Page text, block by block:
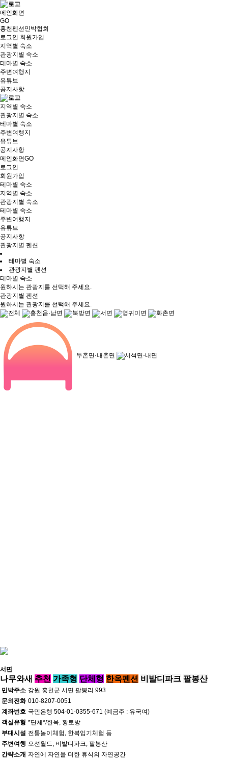
메인화면
GO
홍천펜션민박협회
로그인 회원가입
지역별 숙소
관광지별 숙소
테마별 숙소
주변여행지
유튜브
공지사항
지역별 숙소
관광지별 숙소
테마별 숙소
주변여행지
유튜브
공지사항
메인화면GO
로그인
회원가입
테마별 숙소
지역별 숙소
관광지별 숙소
테마별 숙소
주변여행지
유튜브
공지사항
관광지별 펜션
테마별 숙소
관광지별 펜션
테마별 숙소
원하시는 관광지를 선택해 주세요.
관광지별 펜션
원하시는 관광지를 선택해 주세요.
전체
홍천읍·남면 북방면 서면 영귀미면 화촌면
두촌면·내촌면 서석면·내면
서면
나무와새추천 가족형 단체형 한옥펜션 비발디파크
민박주소 강원 홍천군 서면 팔봉리 993
문의전화 010-8207-0051
계좌번호 국민은행 504-01-0355-671 (예금주 : 유국여)
객실유형 *단체*/한옥, 황토방